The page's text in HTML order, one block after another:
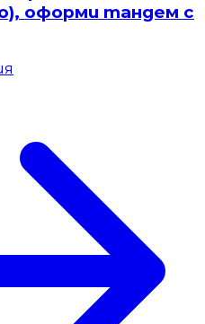
оформи тандем с